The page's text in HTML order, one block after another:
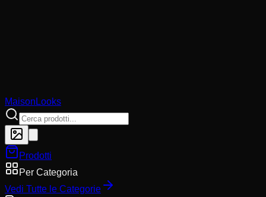
MaisonLooks
Prodotti
Per Categoria
Vedi Tutte le Categorie